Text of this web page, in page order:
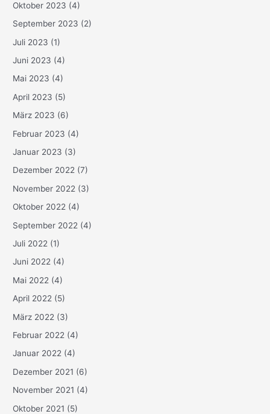
Oktober 2023 (4)
September 2023 (2)
Juli 2023 (1)
Juni 2023 (4)
Mai 2023 (4)
April 2023 (5)
März 2023 (6)
Februar 2023 (4)
Januar 2023 (3)
Dezember 2022 (7)
November 2022 (3)
Oktober 2022 (4)
September 2022 (4)
Juli 2022 (1)
Juni 2022 (4)
Mai 2022 (4)
April 2022 (5)
März 2022 (3)
Februar 2022 (4)
Januar 2022 (4)
Dezember 2021 (6)
November 2021 (4)
Oktober 2021 (5)